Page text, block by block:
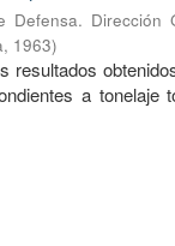
Defensa. Dirección
, 1963)
resultados
a